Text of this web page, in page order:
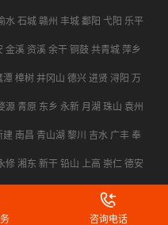
水石城赣州 丰城鄱阳 弋阳 乐平
金溪 资溪余干铜鼓共青城萍乡
潭 樟树 井冈山 德兴进贤 浔阳 万
源 青原 东乡 永新 月湖 珠山 袁州
建 南昌 青山湖 黎川 吉水 广丰 奉
修 湘东 新干铅山 上高 崇仁德安
咨询电话